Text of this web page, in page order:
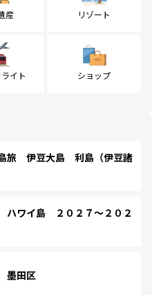
産 リゾート
イト ショップ
旅 伊豆大島 利島（伊豆諸
ワイ島 ２０２７～２０２
墨田区